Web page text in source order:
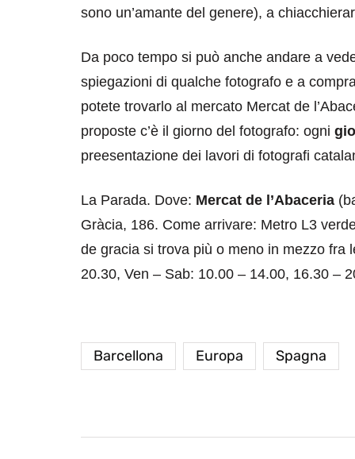
sono un’amante del genere), a
Da poco tempo si può anche andare a
spiegazioni di qualche fotografo e a
potete trovarlo al mercato Mercat de
proposte c’è il giorno del fotografo: ogni
preesentazione dei lavori di fotografi
La Parada. Dove: Mercat de l’Abaceria
Gràcia, 186. Come arrivare: Metro L3
de gracia si trova più o meno in mezzo fra
20.30, Ven – Sab: 10.00 – 14.00, 16.30 –
Barcellona Europa Spagna